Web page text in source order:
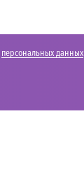
персональных данных